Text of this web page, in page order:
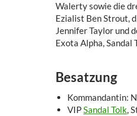
Walerty sowie die
Ezialist Ben Strout,
Jennifer Taylor und
Exota Alpha, Sandal
Besatzung
Kommandantin:
VIPSandal Tolk,